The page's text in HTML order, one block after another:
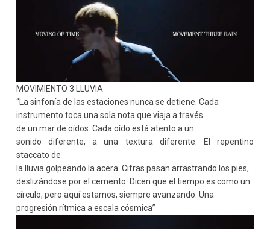
MOVIMIENTO 3 LLUVIA
“La sinfonía de las estaciones nunca se detiene. Cada
instrumento toca una sola nota que viaja a través
de un mar de oídos. Cada oído está atento a un
sonido diferente, a una textura diferente. El repentino
staccato de
la lluvia golpeando la acera. Cifras pasan arrastrando los pies,
deslizándose por el cemento. Dicen que el tiempo es como un
círculo, pero aquí estamos, siempre avanzando. Una
progresión rítmica a escala cósmica”